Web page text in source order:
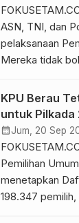
ASN, TNI, dan
pelaksanaan
Mereka tidak
KPU Berau
untuk Pilkada
calendar_monthJum, 20 Sep
Pemilihan
menetapkan
198.347 pemilih,